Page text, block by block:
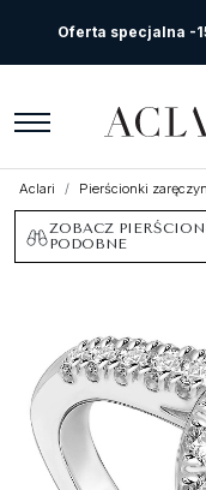
Oferta specjalna -
Aclari Pierścionki
ZOBACZ
PODOBNE